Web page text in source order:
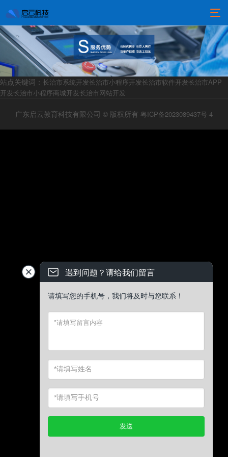
站点关键词： 长治市系统开发长治市小程序开发长治市软件开发长治市APP
开发长治市小程序商城开发长治市网站开发
广东启云教育科技有限公司 © 版权所有 粤ICP备2023089437号-4
遇到问题？请给我们留言
请填写您的手机号，我们将及时与您联系！